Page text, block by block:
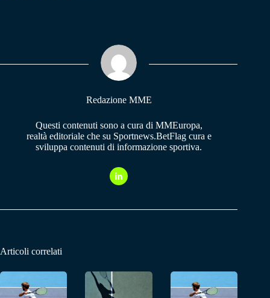
pp m
Redazione MME
Questi contenuti sono a cura di MMEuropa,
realtà editoriale che su Sportnews.BetFlag cura e
sviluppa contenuti di informazione sportiva.
Articoli correlati